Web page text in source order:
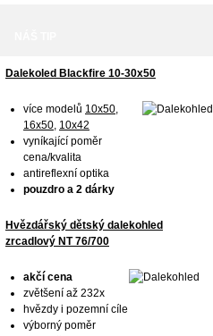
Dalekoled Blackfire 10-30x50
více modelů 10x50,
16x50, 10x42
vyníkající poměr
cena/kvalita
antireflexní optika
pouzdro a 2 dárky
Hvězdářský dětský dalekohled
zrcadlový NT 76/700
akčí cena
zvětšení až 232x
hvězdy i pozemní cíle
výborný poměr